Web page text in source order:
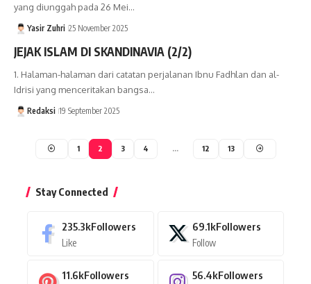
yang diunggah pada 26 Mei…
Yasir Zuhri 25 November 2025
JEJAK ISLAM DI SKANDINAVIA (2/2)
1. Halaman-halaman dari catatan perjalanan Ibnu Fadhlan dan al-
Idrisi yang menceritakan bangsa…
Redaksi 19 September 2025
1 2 3 4 … 12 13
Stay Connected
235.3kFollowers
Like
69.1kFollowers
Follow
11.6kFollowers 56.4kFollowers